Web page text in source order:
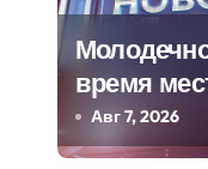
и
я
п
время
08 20
Авг 7, 2026